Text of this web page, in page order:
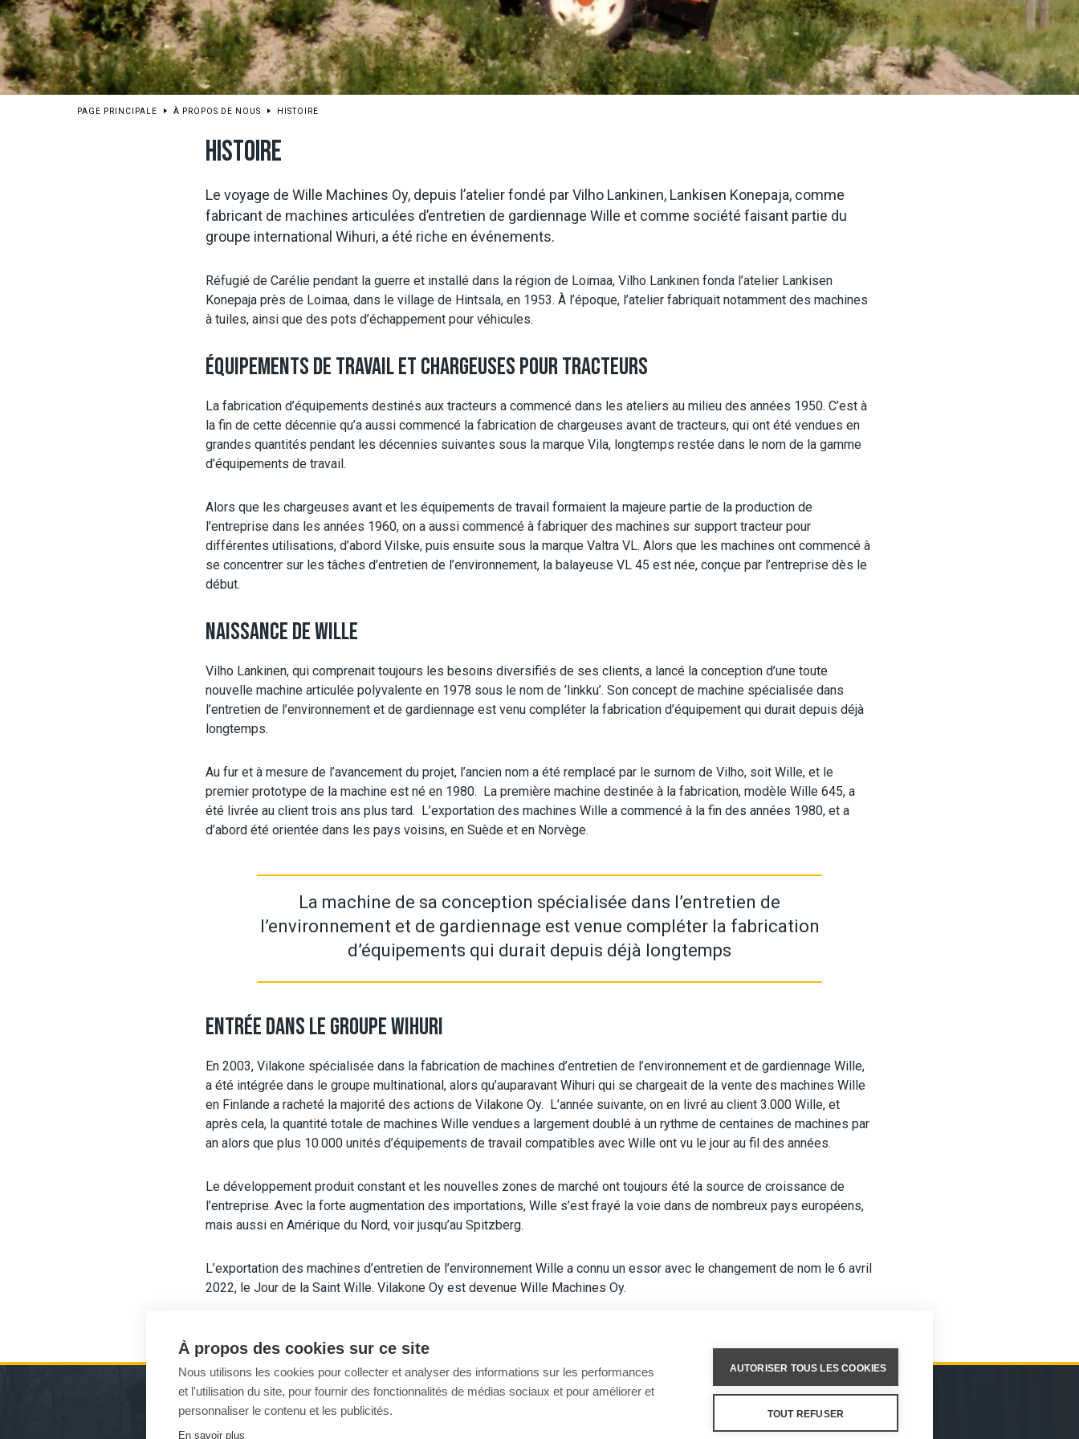
PAGE PRINCIPALE À PROPOS DE NOUS HISTOIRE
HISTOIRE
Le voyage de Wille Machines Oy, depuis l’atelier fondé par Vilho Lankinen, Lankisen Konepaja, comme
fabricant de machines articulées d’entretien de gardiennage Wille et comme société faisant partie du
groupe international Wihuri, a été riche en événements.
Réfugié de Carélie pendant la guerre et installé dans la région de Loimaa, Vilho Lankinen fonda l’atelier Lankisen
Konepaja près de Loimaa, dans le village de Hintsala, en 1953. À l’époque, l’atelier fabriquait notamment des machines
à tuiles, ainsi que des pots d’échappement pour véhicules.
ÉQUIPEMENTS DE TRAVAIL ET CHARGEUSES POUR TRACTEURS
La fabrication d’équipements destinés aux tracteurs a commencé dans les ateliers au milieu des années 1950. C’est à
la fin de cette décennie qu’a aussi commencé la fabrication de chargeuses avant de tracteurs, qui ont été vendues en
grandes quantités pendant les décennies suivantes sous la marque Vila, longtemps restée dans le nom de la gamme
d’équipements de travail.
Alors que les chargeuses avant et les équipements de travail formaient la majeure partie de la production de
l’entreprise dans les années 1960, on a aussi commencé à fabriquer des machines sur support tracteur pour
différentes utilisations, d’abord Vilske, puis ensuite sous la marque Valtra VL. Alors que les machines ont commencé à
se concentrer sur les tâches d’entretien de l’environnement, la balayeuse VL 45 est née, conçue par l’entreprise dès le
début.
NAISSANCE DE WILLE
Vilho Lankinen, qui comprenait toujours les besoins diversifiés de ses clients, a lancé la conception d’une toute
nouvelle machine articulée polyvalente en 1978 sous le nom de ’linkku’. Son concept de machine spécialisée dans
l’entretien de l’environnement et de gardiennage est venu compléter la fabrication d’équipement qui durait depuis déjà
longtemps.
Au fur et à mesure de l’avancement du projet, l’ancien nom a été remplacé par le surnom de Vilho, soit Wille, et le
premier prototype de la machine est né en 1980. La première machine destinée à la fabrication, modèle Wille 645, a
été livrée au client trois ans plus tard. L’exportation des machines Wille a commencé à la fin des années 1980, et a
d’abord été orientée dans les pays voisins, en Suède et en Norvège.
La machine de sa conception spécialisée dans l’entretien de
l’environnement et de gardiennage est venue compléter la fabrication
d’équipements qui durait depuis déjà longtemps
ENTRÉE DANS LE GROUPE WIHURI
En 2003, Vilakone spécialisée dans la fabrication de machines d’entretien de l’environnement et de gardiennage Wille,
a été intégrée dans le groupe multinational, alors qu’auparavant Wihuri qui se chargeait de la vente des machines Wille
en Finlande a racheté la majorité des actions de Vilakone Oy. L’année suivante, on en livré au client 3.000 Wille, et
après cela, la quantité totale de machines Wille vendues a largement doublé à un rythme de centaines de machines par
an alors que plus 10.000 unités d’équipements de travail compatibles avec Wille ont vu le jour au fil des années.
Le développement produit constant et les nouvelles zones de marché ont toujours été la source de croissance de
l’entreprise. Avec la forte augmentation des importations, Wille s’est frayé la voie dans de nombreux pays européens,
mais aussi en Amérique du Nord, voir jusqu’au Spitzberg.
L’exportation des machines d’entretien de l’environnement Wille a connu un essor avec le changement de nom le 6 avril
2022, le Jour de la Saint Wille. Vilakone Oy est devenue Wille Machines Oy.
MACHINES D’ENTRETIEN DE L’ENVIRONNEMENT VENTESÀ PROPOS DE NOUS
À propos des cookies sur ce site
Nous utilisons les cookies pour collecter et analyser des informations sur les performances
et l'utilisation du site, pour fournir des fonctionnalités de médias sociaux et pour améliorer et
personnaliser le contenu et les publicités.
En savoir plus
AUTORISER TOUS LES COOKIES
TOUT REFUSER